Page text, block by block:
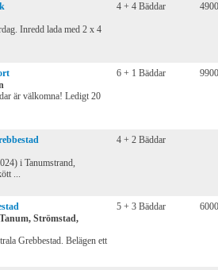
Inredd lada med 2 x 4
4 + 4 Bäddar
är välkomna! Ledigt 20
6 + 1 Bäddar
i Tanumstrand,
...
4 + 2 Bäddar
Strömstad,
Grebbestad. Belägen ett
5 + 3 Bäddar